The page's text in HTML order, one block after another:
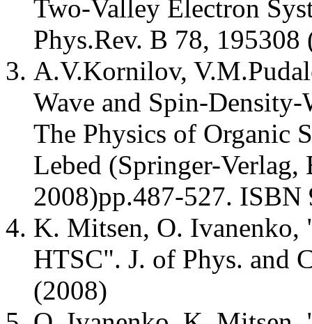
Two-Valley Electron
Phys.Rev. B 78, 195308
A.V.Kornilov,
Wave and Spin-
The Physics of Organic
Lebed (Springer-
2008)pp.487-527.
K. Mitsen, O. Ivanenko,
HTSC". J. of Phys. and
(2008)